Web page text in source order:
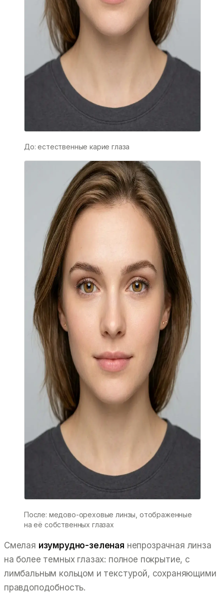
До: естественные карие глаза
После: медово-ореховые линзы, отображенные
на её собственных глазах
Смелая изумрудно-зеленая непрозрачная линза
на более темных глазах: полное покрытие, с
лимбальным кольцом и текстурой, сохраняющими
правдоподобность.